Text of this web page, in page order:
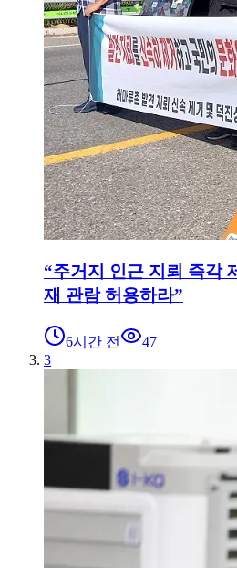
“주거지 인근 지뢰 즉각
재 관람 허용하라”
6시간 전
47
3